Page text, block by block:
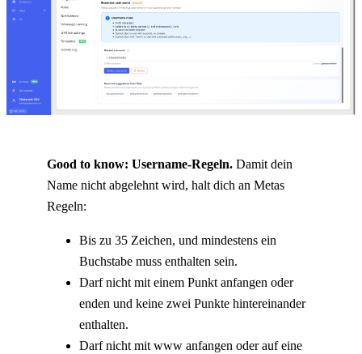
Good to know: Username-Regeln. Damit dein
Name nicht abgelehnt wird, halt dich an Metas
Regeln:
Bis zu 35 Zeichen, und mindestens ein
Buchstabe muss enthalten sein.
Darf nicht mit einem Punkt anfangen oder
enden und keine zwei Punkte hintereinander
enthalten.
Darf nicht mit www anfangen oder auf eine